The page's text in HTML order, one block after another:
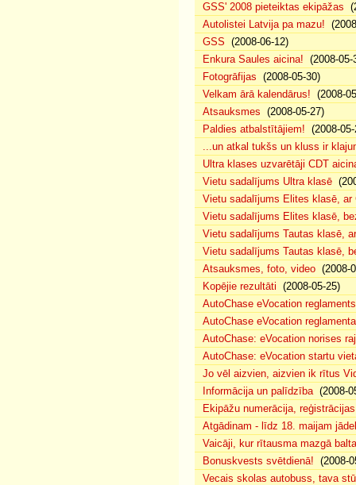
GSS' 2008 pieteiktas ekipāžas
Autolistei Latvija pa mazu!
GSS (2008-06-12)
Enkura Saules aicina! (2008-05-
Fotogrāfijas (2008-05-30)
Velkam ārā kalendārus! (2008-
Atsauksmes (2008-05-27)
Paldies atbalstītājiem! (2008-
...un atkal tukšs un kluss ir
Ultra klases uzvarētāji CDT
Vietu sadalījums Ultra klasē
Vietu sadalījums Elites klasē, ar
Vietu sadalījums Elites klasē,
Vietu sadalījums Tautas klasē,
Vietu sadalījums Tautas klasē,
Atsauksmes, foto, video (2008-
Kopējie rezultāti (2008-05-25)
AutoChase eVocation reglaments
AutoChase eVocation
AutoChase: eVocation norises
AutoChase: eVocation startu
Jo vēl aizvien, aizvien ik rītus
Informācija un palīdzība(2008-
Ekipāžu numerācija,
Atgādinam - līdz 18. maijam
Vaicāji, kur rītausma mazgā
Bonuskvests svētdienā! (2008-
Vecais skolas autobuss, tava